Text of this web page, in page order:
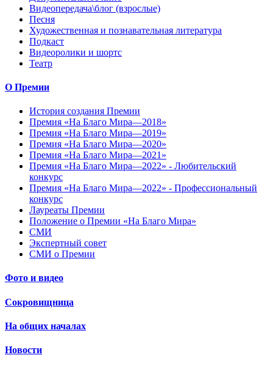
Видеопередача\блог (взрослые)
Песня
Художественная и познавательная литература
Подкаст
Видеоролики и шортс
Театр
О Премии
История создания Премии
Премия «На Благо Мира—2018»
Премия «На Благо Мира—2019»
Премия «На Благо Мира—2020»
Премия «На Благо Мира—2021»
Премия «На Благо Мира—2022» - Любительский
конкурс
Премия «На Благо Мира—2022» - Профессиональный
конкурс
Лауреаты Премии
Положение о Премии «На Благо Мира»
СМИ
Экспертный совет
СМИ о Премии
Фото и видео
Сокровищница
На общих началах
Новости